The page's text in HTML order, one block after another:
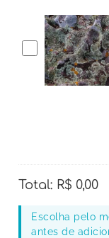
Total: R$ 0,00
Escolha pelo
antes de